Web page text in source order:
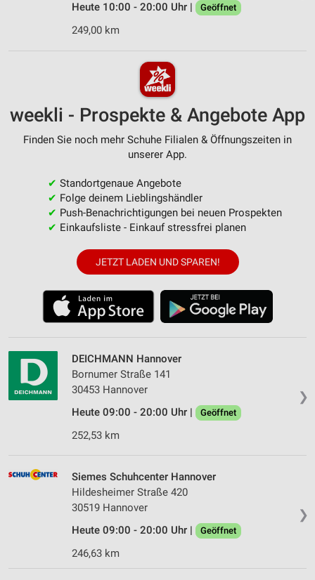
Heute 10:00 - 20:00 Uhr |
Geöffnet
249,00 km
weekli - Prospekte & Angebote App
Finden Sie noch mehr Schuhe Filialen & Öffnungszeiten in
unserer App.
✔ Standortgenaue Angebote
✔ Folge deinem Lieblingshändler
✔ Push-Benachrichtigungen bei neuen Prospekten
✔ Einkaufsliste - Einkauf stressfrei planen
JETZT LADEN UND SPAREN!
❯
DEICHMANN Hannover
Bornumer Straße 141
30453 Hannover
Heute 09:00 - 20:00 Uhr |
Geöffnet
252,53 km
❯
Siemes Schuhcenter Hannover
Hildesheimer Straße 420
30519 Hannover
Heute 09:00 - 20:00 Uhr |
Geöffnet
246,63 km